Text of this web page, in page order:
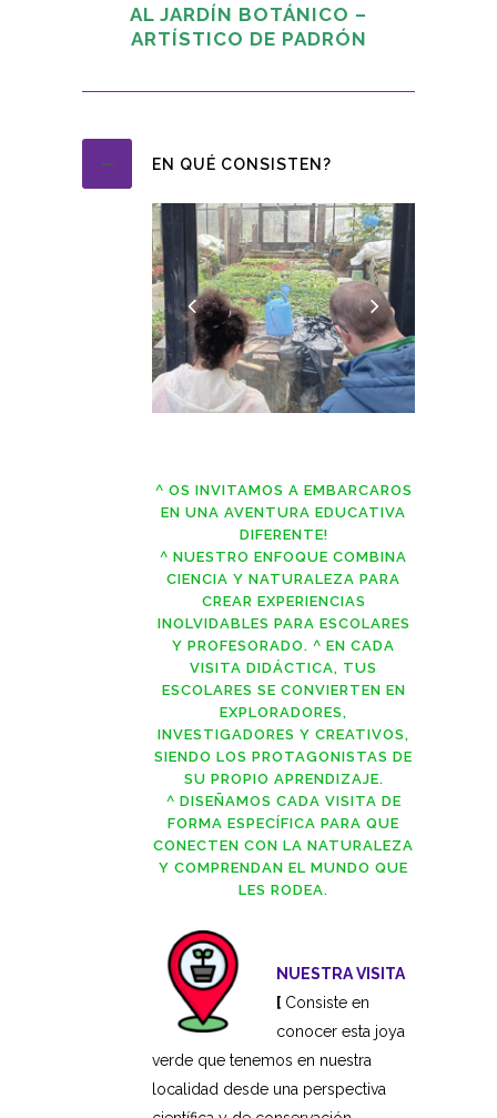
AL JARDÍN BOTÁNICO –
ARTÍSTICO DE PADRÓN
EN QUÉ CONSISTEN?
^ OS INVITAMOS A EMBARCAROS
EN UNA AVENTURA EDUCATIVA
DIFERENTE!
^ NUESTRO ENFOQUE COMBINA
CIENCIA Y NATURALEZA PARA
CREAR EXPERIENCIAS
INOLVIDABLES PARA ESCOLARES
Y PROFESORADO. ^ EN CADA
VISITA DIDÁCTICA, TUS
ESCOLARES SE CONVIERTEN EN
EXPLORADORES,
INVESTIGADORES Y CREATIVOS,
SIENDO LOS PROTAGONISTAS DE
SU PROPIO APRENDIZAJE.
^ DISEÑAMOS CADA VISITA DE
FORMA ESPECÍFICA PARA QUE
CONECTEN CON LA NATURALEZA
Y COMPRENDAN EL MUNDO QUE
LES RODEA.
NUESTRA VISITA
[ Consiste en
conocer esta joya
verde que tenemos en nuestra
localidad desde una perspectiva